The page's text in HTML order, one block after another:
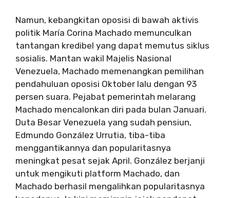
Namun, kebangkitan oposisi di bawah aktivis
politik María Corina Machado memunculkan
tantangan kredibel yang dapat memutus siklus
sosialis. Mantan wakil Majelis Nasional
Venezuela, Machado memenangkan pemilihan
pendahuluan oposisi Oktober lalu dengan 93
persen suara. Pejabat pemerintah melarang
Machado mencalonkan diri pada bulan Januari.
Duta Besar Venezuela yang sudah pensiun,
Edmundo González Urrutia, tiba-tiba
menggantikannya dan popularitasnya
meningkat pesat sejak April. González berjanji
untuk mengikuti platform Machado, dan
Machado berhasil mengalihkan popularitasnya